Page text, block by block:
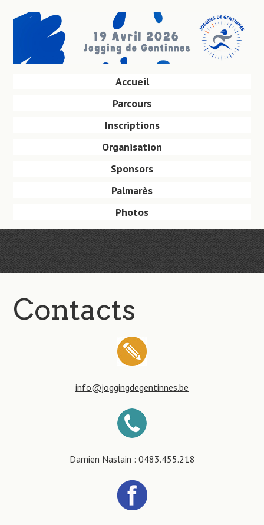
Accueil
Parcours
Inscriptions
Organisation
Sponsors
Palmarès
Photos
Contacts
info@joggingdegentinnes.be
Damien Naslain : 0483.455.218